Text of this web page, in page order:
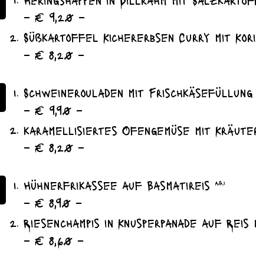
– € 9,20 –
Süßkartoffel Kichererbsen Curry mit
– € 8,20 –
Schweinerouladen mit
– € 9,90 –
karamellisiertes Ofengemüse mit
– € 8,20 –
Hühnerfrikassee auf Basmatireis A,G,I
– € 8,90 –
Riesenchampis in Knusperpanade auf
– € 8,60 –